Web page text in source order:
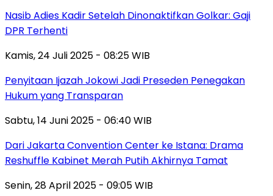
Nasib Adies Kadir Setelah Dinonaktifkan Golkar: Gaji
DPR Terhenti
Kamis, 24 Juli 2025 - 08:25 WIB
Penyitaan Ijazah Jokowi Jadi Preseden Penegakan
Hukum yang Transparan
Sabtu, 14 Juni 2025 - 06:40 WIB
Dari Jakarta Convention Center ke Istana: Drama
Reshuffle Kabinet Merah Putih Akhirnya Tamat
Senin, 28 April 2025 - 09:05 WIB